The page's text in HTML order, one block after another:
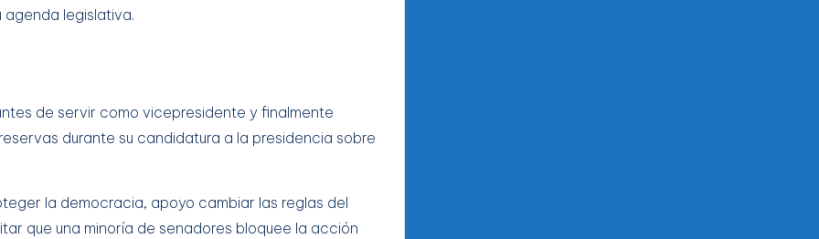
legislativa.
de servir como vicepresidente y finalmente
durante su candidatura a la presidencia sobre
la democracia, apoyo cambiar las reglas del
que una minoría de senadores bloquee la acción